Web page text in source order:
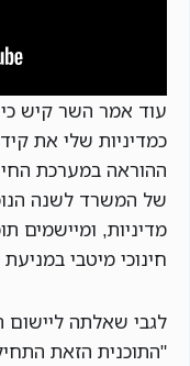
עוד אמר השר קיש
כמדיניות שלי את
ההוראה במערכת
של המשרד לשנה
מדיניות, ומיישמים
חינוכי מיטבי
לגבי שאלתה
"התוכנית הזאת